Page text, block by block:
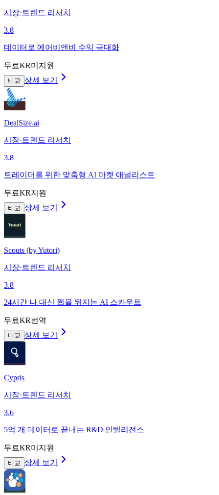
시장·트렌드 리서치
3.8
데이터로 에어비앤비 수익 극대화
무료KR미지원
비교 상세 보기
DealSize.ai
시장·트렌드 리서치
3.8
트레이더를 위한 맞춤형 AI 마켓 애널리스트
무료KR지원
비교 상세 보기
Scouts (by Yutori)
시장·트렌드 리서치
3.8
24시간 나 대신 웹을 뒤지는 AI 스카우트
무료KR번역
비교 상세 보기
Cypris
시장·트렌드 리서치
3.6
5억 개 데이터로 끝내는 R&D 인텔리전스
무료KR미지원
비교 상세 보기